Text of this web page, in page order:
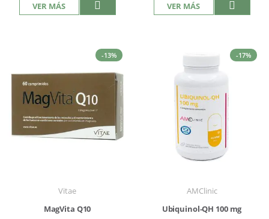
VER MÁS VER MÁS
-13%
Vitae
MagVita Q10
-17%
AMClinic
Ubiquinol-QH 100 mg